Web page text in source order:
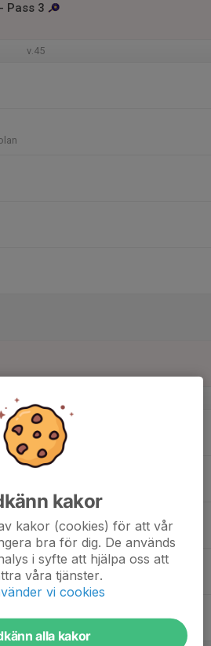
Pass 3
v.45
kakor
kakor (cookies) för att vår
bra för dig. De används
i syfte att hjälpa oss att
våra tjänster.
vi cookies
alla kakor